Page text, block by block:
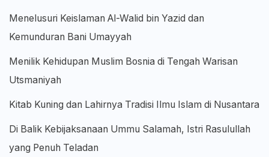
Menelusuri Keislaman Al-Walid bin Yazid dan
Kemunduran Bani Umayyah
Menilik Kehidupan Muslim Bosnia di Tengah Warisan
Utsmaniyah
Kitab Kuning dan Lahirnya Tradisi Ilmu Islam di Nusantara
Di Balik Kebijaksanaan Ummu Salamah, Istri Rasulullah
yang Penuh Teladan